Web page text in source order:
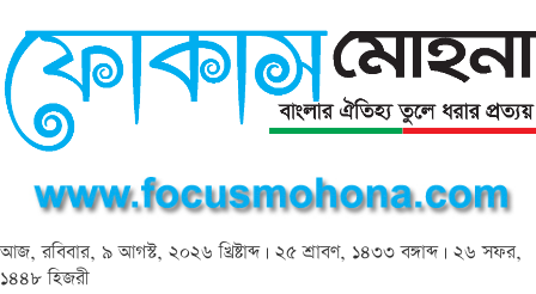
আজ, রবিবার, ৯ আগস্ট, ২০২৬ খ্রিষ্টাব্দ | ২৫ শ্রাবণ, ১৪৩৩ বঙ্গাব্দ | ২৬ সফর,
১৪৪৮ হিজরী